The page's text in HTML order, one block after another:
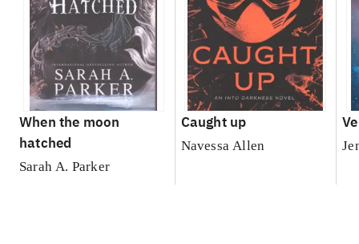
When the moon
hatched
Sarah A. Parker
Caught up
Navessa Allen